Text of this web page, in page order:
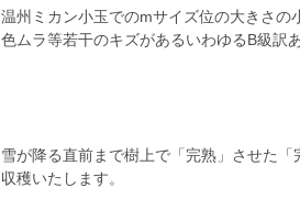
温州ミカン小玉でのmサイズ位の大きさの
色ムラ等若干のキズがあるいわゆるB級訳
雪が降る直前まで樹上で「完熟」させた
収穫いたします。